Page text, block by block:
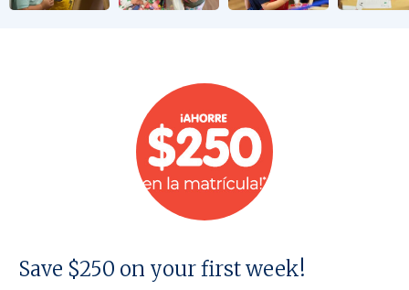
Save $250 on your first week!